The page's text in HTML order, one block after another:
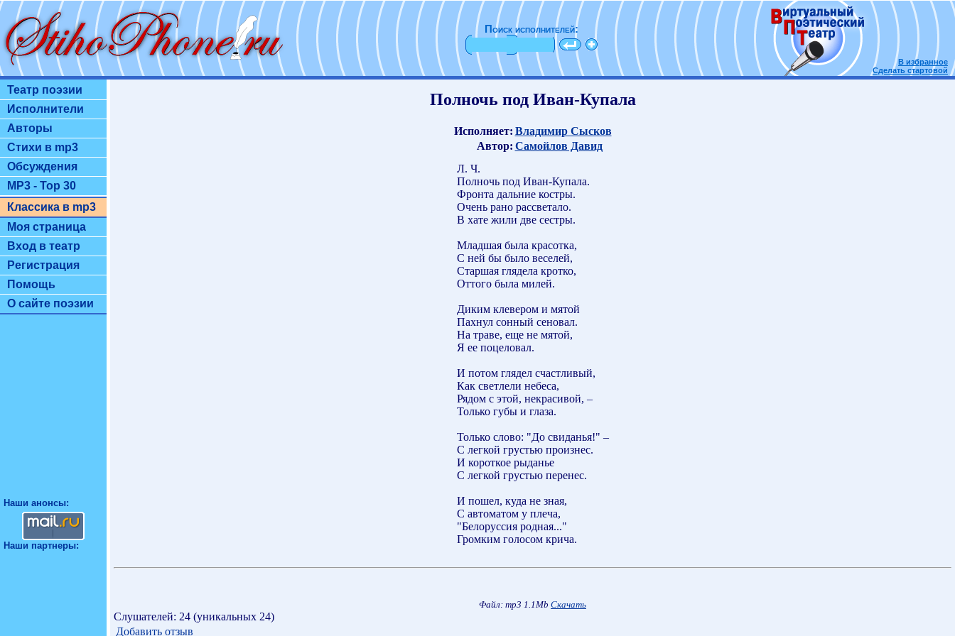
Поиск исполнителей:
В избранное
Сделать стартовой
Театр поэзии
Исполнители
Авторы
Стихи в mp3
Обсуждения
MP3 - Top 30
Классика в mp3
Моя страница
Вход в театр
Регистрация
Помощь
О сайте поэзии
Наши анонсы:
Наши партнеры:
Полночь под Иван-Купала
Исполняет: Владимир Сысков
Автор: Самойлов Давид
Л. Ч.
Полночь под Иван-Купала.
Фронта дальние костры.
Очень рано рассветало.
В хате жили две сестры.
Младшая была красотка,
С ней бы было веселей,
Старшая глядела кротко,
Оттого была милей.
Диким клевером и мятой
Пахнул сонный сеновал.
На траве, еще не мятой,
Я ее поцеловал.
И потом глядел счастливый,
Как светлели небеса,
Рядом с этой, некрасивой, –
Только губы и глаза.
Только слово: "До свиданья!" –
С легкой грустью произнес.
И короткое рыданье
С легкой грустью перенес.
И пошел, куда не зная,
С автоматом у плеча,
"Белоруссия родная..."
Громким голосом крича.
Файл: mp3 1.1Mb Скачать
Слушателей: 24 (уникальных 24)
Добавить отзыв